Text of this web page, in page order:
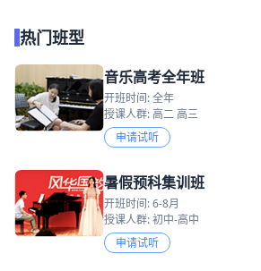
热门班型
音乐高考全年班
开班时间: 全年
授课人群: 高二 高三
申请试听
暑假预科集训班
开班时间: 6-8月
授课人群: 初中-高中
申请试听